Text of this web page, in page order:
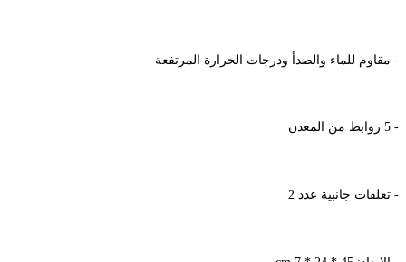
- مقاوم للماء والصدأ ودرجات الحرارة المرتفعة
- 5 روابط من المعدن
- تعلقات جانبية عدد 2